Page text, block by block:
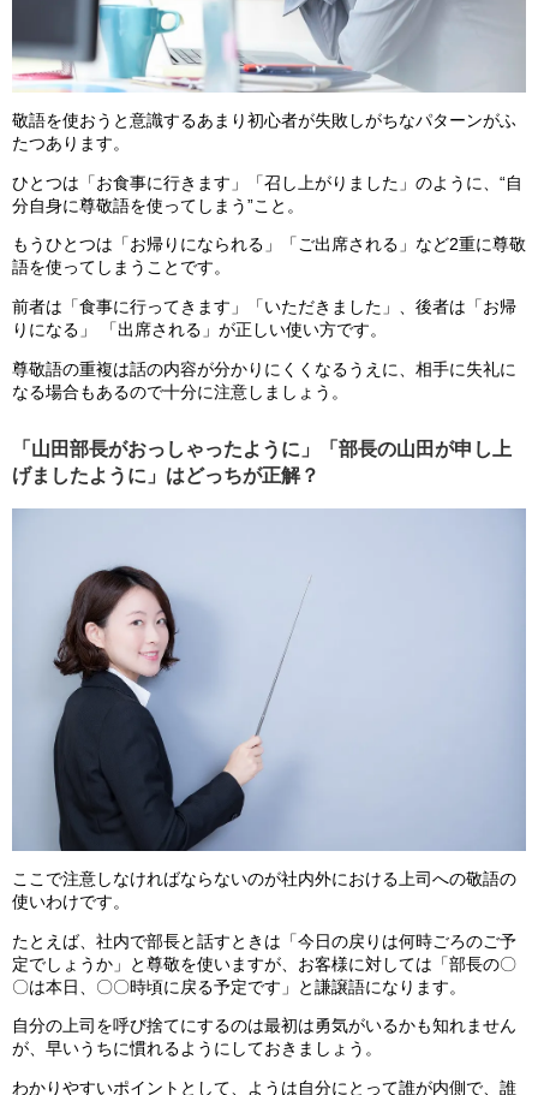
敬語を使おうと意識するあまり初心者が失敗しがちなパターンがふ
たつあります。
ひとつは「お食事に行きます」「召し上がりました」のように、“自
分自身に尊敬語を使ってしまう”こと。
もうひとつは「お帰りになられる」「ご出席される」など2重に尊敬
語を使ってしまうことです。
前者は「食事に行ってきます」「いただきました」、後者は「お帰
りになる」 「出席される」が正しい使い方です。
尊敬語の重複は話の内容が分かりにくくなるうえに、相手に失礼に
なる場合もあるので十分に注意しましょう。
「山田部長がおっしゃったように」「部長の山田が申し上
げましたように」はどっちが正解？
ここで注意しなければならないのが社内外における上司への敬語の
使いわけです。
たとえば、社内で部長と話すときは「今日の戻りは何時ごろのご予
定でしょうか」と尊敬を使いますが、お客様に対しては「部長の〇
〇は本日、〇〇時頃に戻る予定です」と謙譲語になります。
自分の上司を呼び捨てにするのは最初は勇気がいるかも知れません
が、早いうちに慣れるようにしておきましょう。
わかりやすいポイントとして、ようは自分にとって誰が内側で、誰